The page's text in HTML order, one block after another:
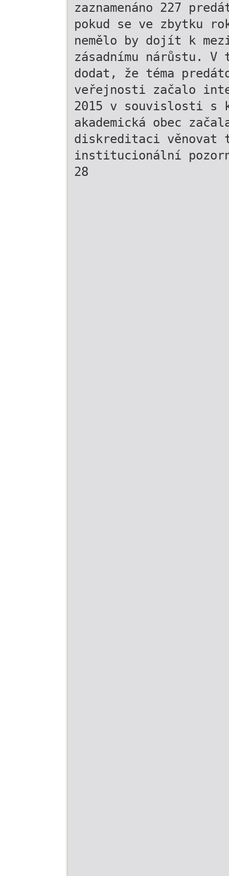
zaznamenáno 227
pokud se ve zbytku
nemělo by dojít k
zásadnímu nárůstu.
dodat, že téma
veřejnosti začalo
2015 v souvislosti s
akademická obec
diskreditaci věnovat
institucionální
28